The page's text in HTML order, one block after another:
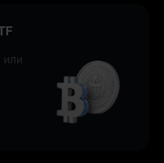
или